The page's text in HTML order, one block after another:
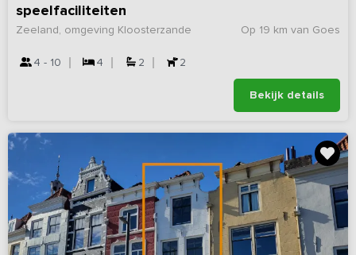
speelfaciliteiten
Op 19 km van Goes
Zeeland, omgeving Kloosterzande
4 - 10 4 2 2
Bekijk details